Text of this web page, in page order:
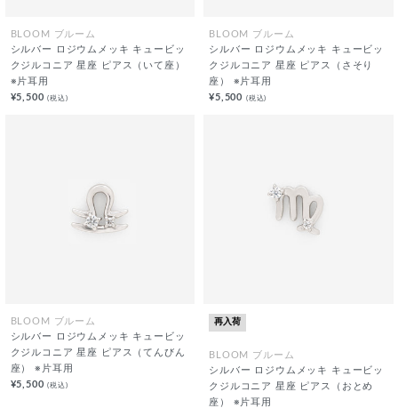
BLOOM ブルーム
シルバー ロジウムメッキ キュービッ
クジルコニア 星座 ピアス（いて座）
※片耳用
¥5,500(税込)
BLOOM ブルーム
シルバー ロジウムメッキ キュービッ
クジルコニア 星座 ピアス（さそり
座） ※片耳用
¥5,500 (税込)
BLOOM ブルーム
シルバー ロジウムメッキ キュービッ
クジルコニア 星座 ピアス（てんびん
座） ※片耳用
¥5,500(税込)
再入荷
BLOOM ブルーム
シルバー ロジウムメッキ キュービッ
クジルコニア 星座 ピアス（おとめ
座） ※片耳用